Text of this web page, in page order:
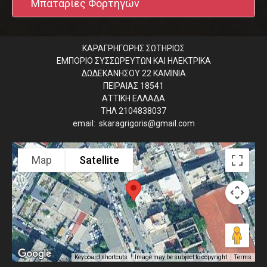
Μπαταρίες Φορτηγών
ΚΑΡΑΓΡΗΓΟΡΗΣ ΣΩΤΗΡΙΟΣ
ΕΜΠΟΡΙΟ ΣΥΣΣΩΡΕΥΤΩΝ ΚΑΙ ΗΛΕΚΤΡΙΚΑ
ΔΩΔΕΚΑΝΗΣΟΥ 22 ΚΑΜΙΝΙΑ
ΠΕΙΡΑΙΑΣ 18541
ΑΤΤΙΚΗ ΕΛΛΑΔΑ
ΤΗΛ 2104838037
email: skaragrigoris@gmail.com
Map Satellite
Keyboard shortcuts Image may be subject to copyright Terms